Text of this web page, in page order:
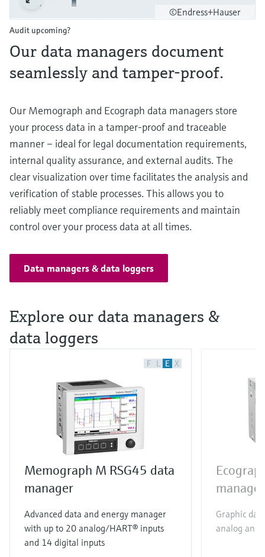
©Endress+Hauser
Audit upcoming?
Our data managers document
seamlessly and tamper-proof.
Our Memograph and Ecograph data managers store
your process data in a tamper-proof and traceable
manner – ideal for legal documentation requirements,
internal quality assurance, and external audits. The
clear visualization over time facilitates the analysis and
verification of stable processes. This allows you to
reliably meet compliance requirements and maintain
control over your process data at all times.
Data managers & data loggers
Explore our data managers &
data loggers
F L E X
Memograph M RSG45 data
manager
Advanced data and energy manager
with up to 20 analog/HART® inputs
and 14 digital inputs
manager
Graphic
analog and